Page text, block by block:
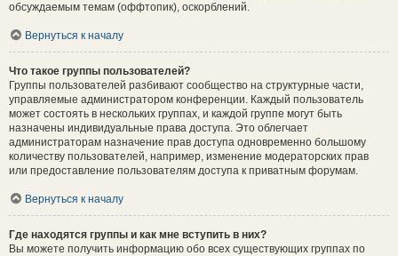
обсуждаемым темам (оффтопик), оскорблений.
Вернуться к началу
Что такое группы пользователей?
Группы пользователей разбивают сообщество на структурные части,
управляемые администратором конференции. Каждый пользователь
может состоять в нескольких группах, и каждой группе могут быть
назначены индивидуальные права доступа. Это облегчает
администраторам назначение прав доступа одновременно большому
количеству пользователей, например, изменение модераторских прав
или предоставление пользователям доступа к приватным форумам.
Вернуться к началу
Где находятся группы и как мне вступить в них?
Вы можете получить информацию обо всех существующих группах по